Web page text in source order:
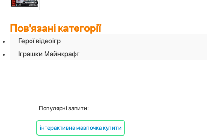
Пов'язані категорії
Герої відеоігр
Iграшки Майнкрафт
Популярні запити:
інтерактивна мавпочка купити